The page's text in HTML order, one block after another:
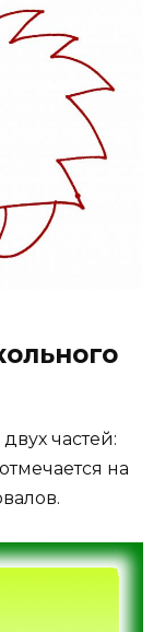
частей:
на